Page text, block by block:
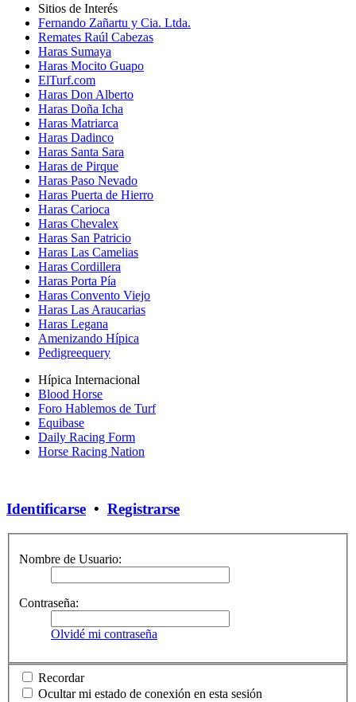
Sitios de Interés
Fernando Zañartu y Cia. Ltda.
Remates Raúl Cabezas
Haras Sumaya
Haras Mocito Guapo
ElTurf.com
Haras Don Alberto
Haras Doña Icha
Haras Matriarca
Haras Dadinco
Haras Santa Sara
Haras de Pirque
Haras Paso Nevado
Haras Puerta de Hierro
Haras Carioca
Haras Chevalex
Haras San Patricio
Haras Las Camelias
Haras Cordillera
Haras Porta Pía
Haras Convento Viejo
Haras Las Araucarias
Haras Legana
Amenizando Hípica
Pedigreequery
Hípica Internacional
Blood Horse
Foro Hablemos de Turf
Equibase
Daily Racing Form
Horse Racing Nation
Identificarse • Registrarse
Nombre de Usuario:
Contraseña:
Olvidé mi contraseña
Recordar
Ocultar mi estado de conexión en esta sesión